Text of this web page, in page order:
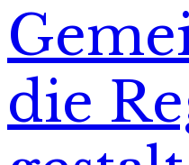
die